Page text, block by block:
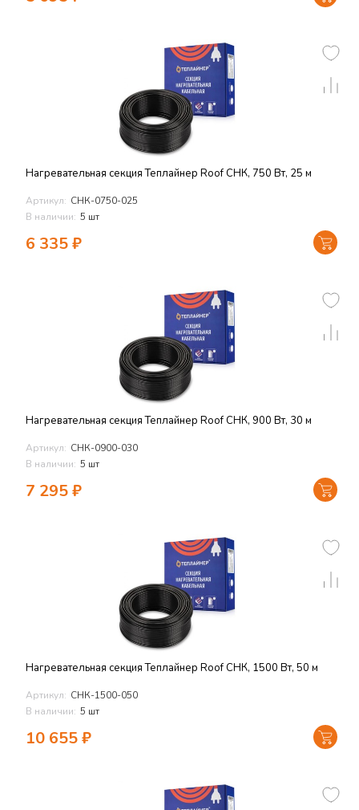
Нагревательная секция Теплайнер Roof СНК, 750 Вт, 25 м
Артикул: СНК-0750-025
В наличии: 5 шт
6 335₽
Нагревательная секция Теплайнер Roof СНК, 900 Вт, 30 м
Артикул: СНК-0900-030
В наличии: 5 шт
7 295₽
Нагревательная секция Теплайнер Roof СНК, 1500 Вт, 50 м
Артикул: СНК-1500-050
В наличии: 5 шт
10 655₽